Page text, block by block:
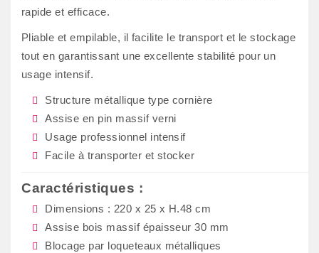
rapide et efficace.
Pliable et empilable, il facilite le transport et le stockage
tout en garantissant une excellente stabilité pour un
usage intensif.
Structure métallique type cornière
Assise en pin massif verni
Usage professionnel intensif
Facile à transporter et stocker
Caractéristiques :
Dimensions : 220 x 25 x H.48 cm
Assise bois massif épaisseur 30 mm
Blocage par loqueteaux métalliques